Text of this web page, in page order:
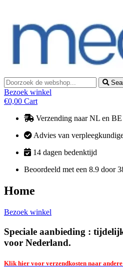
content
Bezoek winkel
€0,00 Cart
Verzending naar NL en BE
Advies van
14 dagen bedenktijd
Beoordeeld met een 8.9 door
Home
Bezoek winkel
Speciale aanbieding :
voor Nederland.
Klik hier voor verzendkosten naar